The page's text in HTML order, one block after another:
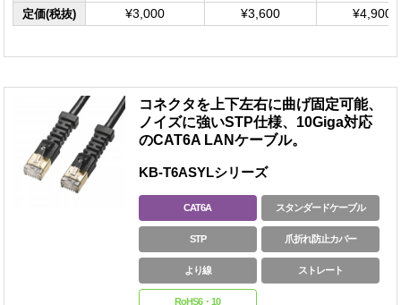
定価(税抜) ¥3,000 ¥3,600 ¥4,900
コネクタを上下左右に曲げ固定可能、
ノイズに強いSTP仕様、10Giga対応
のCAT6A LANケーブル。
KB-T6ASYLシリーズ
CAT6A スタンダードケーブル
STP 爪折れ防止カバー
より線 ストレート
RoHS6・10